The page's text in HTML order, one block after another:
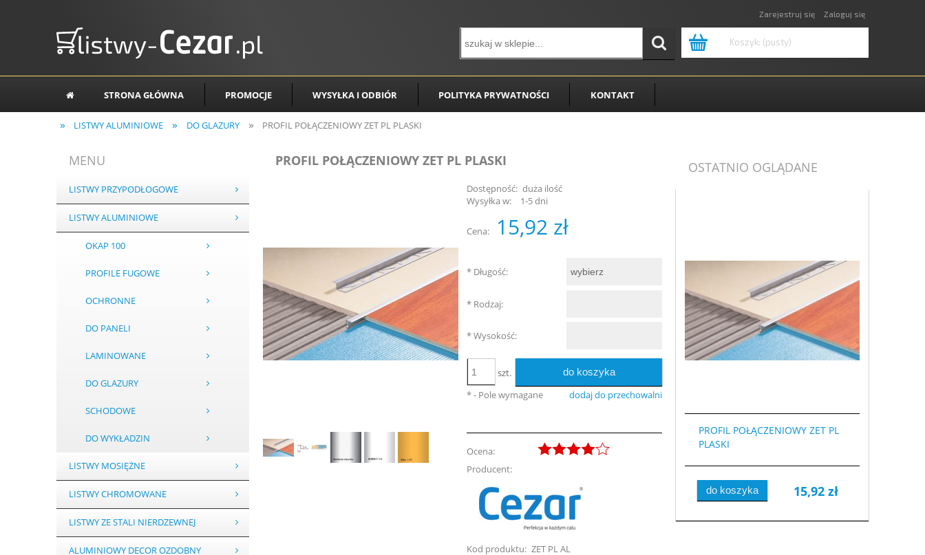
Zarejestruj się Zaloguj się
Koszyk: (pusty)
STRONA GŁÓWNA PROMOCJE WYSYŁKA I ODBIÓR POLITYKA PRYWATNOŚCI KONTAKT
» LISTWY ALUMINIOWE » DO GLAZURY » PROFIL POŁĄCZENIOWY ZET PL PLASKI
MENU
LISTWY PRZYPODŁOGOWE
LISTWY ALUMINIOWE
OKAP 100
PROFILE FUGOWE
OCHRONNE
DO PANELI
LAMINOWANE
DO GLAZURY
SCHODOWE
DO WYKŁADZIN
LISTWY MOSIĘŻNE
LISTWY CHROMOWANE
LISTWY ZE STALI NIERDZEWNEJ
ALUMINIOWY DECOR OZDOBNY
PROFIL POŁĄCZENIOWY ZET PL PLASKI
Dostępność: duża ilość
Wysyłka w:
1-5 dni
Cena: 15,92 zł
* Długość:
* Rodzaj:
*Wysokość:
szt. do koszyka
dodaj do przechowalni
*- Pole wymagane
Ocena:
Producent:
Kod produktu: ZET PL AL
OSTATNIO OGLĄDANE
PROFIL POŁĄCZENIOWY ZET PL
PLASKI
15,92 zł
do koszyka